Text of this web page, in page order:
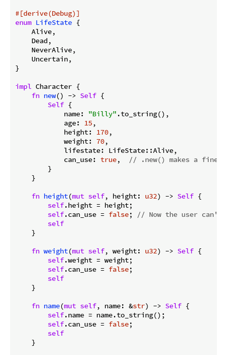
#[derive(Debug)]
enum LifeState {
    Alive,
    Dead,
    NeverAlive,
    Uncertain,
}
impl Character {
fn new() -> Self {
Self {
            name:
"Billy" .to_string(),
            age:
15,
            height:
170,
            weight:
70,
            lifestate: LifeState::Alive,
            can_use:
true,
// .new() makes a fine
        }
    }
fn height(mut self, height: u32) -> Self {
self.height = height;
self.can_use = false;
// Now the user can't
self
    }
fn weight(mut self, weight: u32) -> Self {
self.weight = weight;
self.can_use = false;
self
    }
fn name(mut self, name: &str) -> Self {
self.name = name.to_string();
self.can_use = false;
self
    }